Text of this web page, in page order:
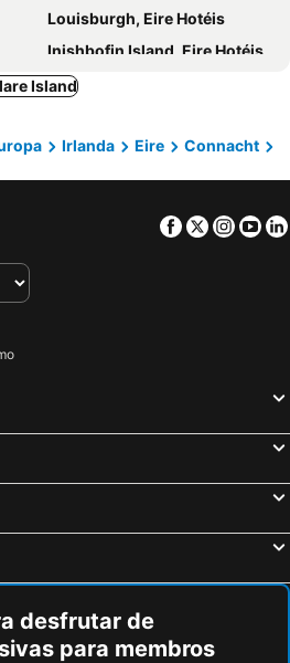
Louisburgh, Eire Hotéis
Inishbofin Island, Eire Hotéis
Ballinrobe, Eire Hotéis
Ballyhaunis, Eire Hotéis
Clarinbridge, Eire Hotéis
Limerick City, Eire Hotéis
Kilkenny, Eire Hotéis
Island
Irlanda Eire
Connacht
Facebook
Twitter
desfrutar de
para membros